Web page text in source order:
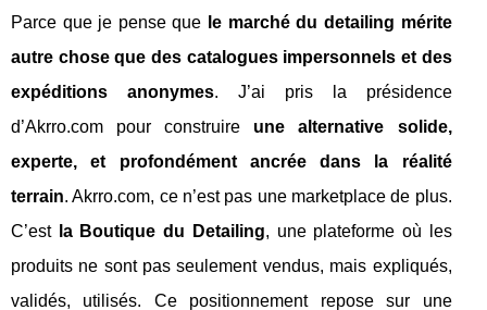
Parce que je pense que le marché du detailing mérite
autre chose que des catalogues impersonnels et des
expéditions anonymes. J’ai pris la présidence
d’Akrro.com pour construire une alternative solide,
experte, et profondément ancrée dans la réalité
terrain. Akrro.com, ce n’est pas une marketplace de plus.
C’est la Boutique du Detailing, une plateforme où les
produits ne sont pas seulement vendus, mais expliqués,
validés, utilisés. Ce positionnement repose sur une